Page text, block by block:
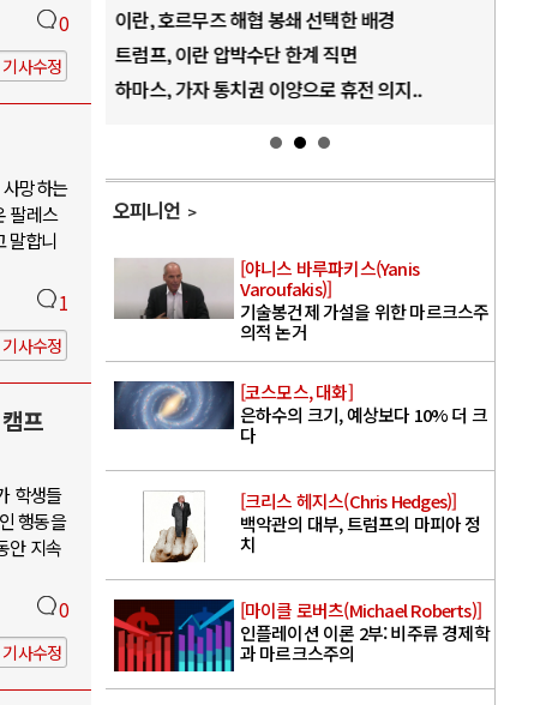
0
기사수정
망하는
팔레스
말합니
1
기사수정
프
학생들
행동을
안 지속
0
기사수정
이란, 호르무즈 해협 봉쇄 선택한 배경
트럼프, 이란 압박수단 한계 직면
하마스, 가자 통치권 이양으로 휴전 의지..
AI 데이터센터 반
AI는 어떻게 미국
오피니언
[야니스 바루파키스(Yanis
Varoufakis)]
기술봉건제 가설을 위한 마르크스주
의적 논거
[코스모스, 대화]
은하수의 크기, 예상보다 10% 더 크
다
[크리스 헤지스(Chris Hedges)]
백악관의 대부, 트럼프의 마피아 정
치
[마이클 로버츠(Michael Roberts)]
인플레이션 이론 2부: 비주류 경제학
과 마르크스주의